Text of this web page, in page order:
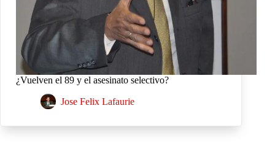
¿Vuelven el 89 y el asesinato selectivo?
Jose Felix Lafaurie